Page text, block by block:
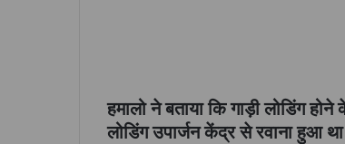
हमालो ने बताया कि गाड़ी लोडिंग
लोडिंग उपार्जन केंद्र से रवाना हुआ